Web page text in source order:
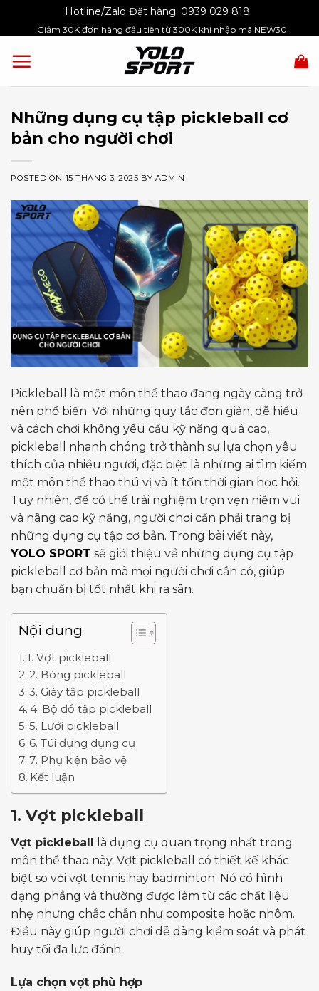
Hotline/Zalo Đặt hàng: 0939 029 818
Giảm 30K đơn hàng đầu tiên từ 300K khi nhập mã NEW30
Những dụng cụ tập pickleball cơ
bản cho người chơi
POSTED ON 15 THÁNG 3, 2025 BY ADMIN
Pickleball là một môn thể thao đang ngày càng trở
nên phổ biến. Với những quy tắc đơn giản, dễ hiểu
và cách chơi không yêu cầu kỹ năng quá cao,
pickleball nhanh chóng trở thành sự lựa chọn yêu
thích của nhiều người, đặc biệt là những ai tìm kiếm
một môn thể thao thú vị và ít tốn thời gian học hỏi.
Tuy nhiên, để có thể trải nghiệm trọn vẹn niềm vui
và nâng cao kỹ năng, người chơi cần phải trang bị
những dụng cụ tập cơ bản. Trong bài viết này,
YOLO SPORT sẽ giới thiệu về những dụng cụ tập
pickleball cơ bản mà mọi người chơi cần có, giúp
bạn chuẩn bị tốt nhất khi ra sân.
Nội dung
1. Vợt pickleball
2. Bóng pickleball
3. Giày tập pickleball
4. Bộ đồ tập pickleball
5. Lưới pickleball
6. Túi đựng dụng cụ
7. Phụ kiện bảo vệ
Kết luận
1. Vợt pickleball
Vợt pickleball là dụng cụ quan trọng nhất trong
môn thể thao này. Vợt pickleball có thiết kế khác
biệt so với vợt tennis hay badminton. Nó có hình
dạng phẳng và thường được làm từ các chất liệu
nhẹ nhưng chắc chắn như composite hoặc nhôm.
Điều này giúp người chơi dễ dàng kiểm soát và phát
huy tối đa lực đánh.
Lựa chọn vợt phù hợp